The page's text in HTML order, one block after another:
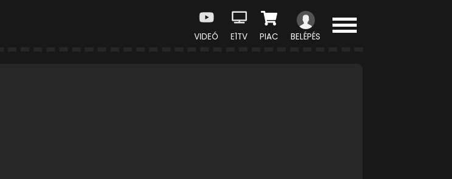
VIDEÓ E1TV PIAC BELÉPÉS